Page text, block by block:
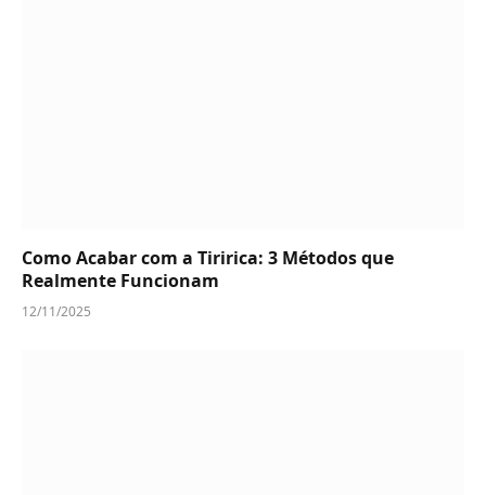
Como Acabar com a Tiririca: 3 Métodos que
Realmente Funcionam
12/11/2025